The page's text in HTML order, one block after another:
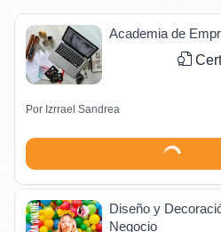
Academia de
Por Izrrael Sandrea
Diseño y
Negocio